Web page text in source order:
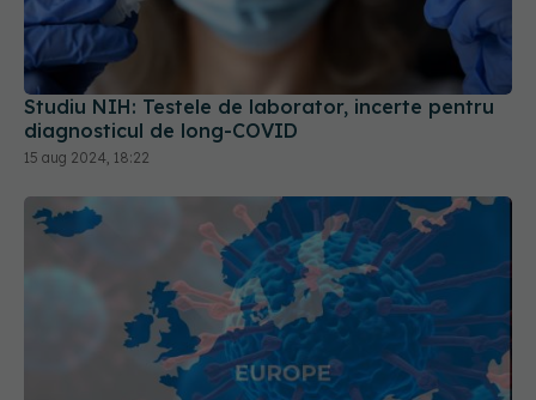
Studiu NIH: Testele de laborator, incerte pentru
diagnosticul de long-COVID
15 aug 2024, 18:22